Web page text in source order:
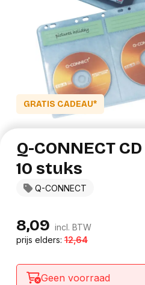
GRATIS CADEAU*
Q-CONNECT
Q-CONNECT
10 stuks
8,09 incl. BTW
prijs elders:12,64
Geen voorraad